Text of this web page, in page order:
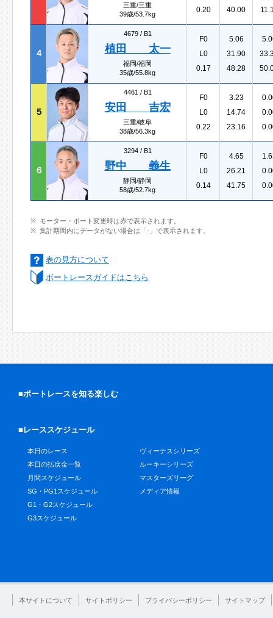
三重/三重
39歳/53.7kg
0.20
40.00
４
4679 / B1
植田 太一
福岡/福岡
35歳/55.8kg
F0
L0
0.17
5.06
31.90
48.28
５
4461 / B1
安田 吉宏
三重/岐阜
38歳/56.3kg
F0
L0
0.22
3.23
14.74
23.16
６
3294 / B1
野中 義生
静岡/静岡
58歳/52.7kg
F0
L0
0.14
4.65
26.21
41.75
モーター・ボート変更時は赤で表示されます。
集計期間内にデータがない場合は「-」で表示されます。
表の見方について
ボートレースガイドはこちら
■ボートレースを知る楽しむ
■レーススケジュール
本日のレース
本日の払戻金一覧
月間スケジュール
SG・PG1スケジュール
G1・G2スケジュール
G3スケジュール
ヴィーナスシリーズ
ルーキーシリーズ
マスターズリーグ
メディア情報
本サイトについて サイトポリシー プライバシーポリシー サイトマップ